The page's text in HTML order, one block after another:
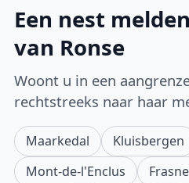
Een nest
van Ronse
Woont u in een
rechtstreeks naar haar
Maarkedal Kluisbergen
Mont-de-l'Enclus